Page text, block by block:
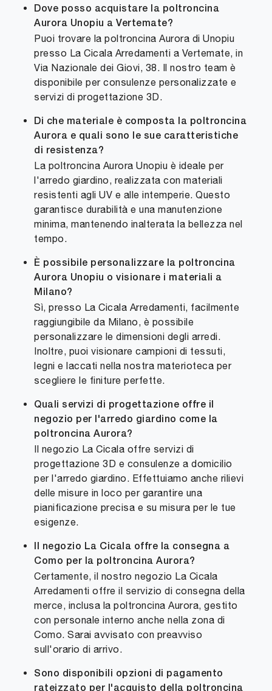
Dove posso acquistare la poltroncina
Aurora Unopiu a Vertemate?
Puoi trovare la poltroncina Aurora di Unopiu
presso La Cicala Arredamenti a Vertemate, in
Via Nazionale dei Giovi, 38. Il nostro team è
disponibile per consulenze personalizzate e
servizi di progettazione 3D.
Di che materiale è composta la poltroncina
Aurora e quali sono le sue caratteristiche
di resistenza?
La poltroncina Aurora Unopiu è ideale per
l'arredo giardino, realizzata con materiali
resistenti agli UV e alle intemperie. Questo
garantisce durabilità e una manutenzione
minima, mantenendo inalterata la bellezza nel
tempo.
È possibile personalizzare la poltroncina
Aurora Unopiu o visionare i materiali a
Milano?
Sì, presso La Cicala Arredamenti, facilmente
raggiungibile da Milano, è possibile
personalizzare le dimensioni degli arredi.
Inoltre, puoi visionare campioni di tessuti,
legni e laccati nella nostra materioteca per
scegliere le finiture perfette.
Quali servizi di progettazione offre il
negozio per l'arredo giardino come la
poltroncina Aurora?
Il negozio La Cicala offre servizi di
progettazione 3D e consulenze a domicilio
per l'arredo giardino. Effettuiamo anche rilievi
delle misure in loco per garantire una
pianificazione precisa e su misura per le tue
esigenze.
Il negozio La Cicala offre la consegna a
Como per la poltroncina Aurora?
Certamente, il nostro negozio La Cicala
Arredamenti offre il servizio di consegna della
merce, inclusa la poltroncina Aurora, gestito
con personale interno anche nella zona di
Como. Sarai avvisato con preavviso
sull'orario di arrivo.
Sono disponibili opzioni di pagamento
rateizzato per l'acquisto della poltroncina